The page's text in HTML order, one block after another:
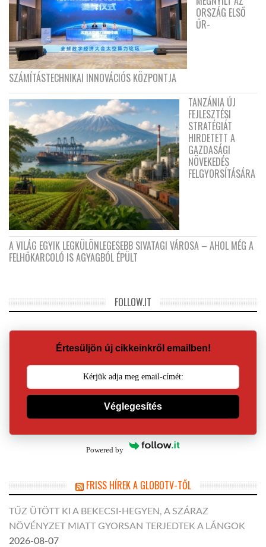
ORSZÁG ELSŐ
ŰR-
SZÁMÍTÁSTECHNIKAI INNOVÁCIÓS KÖZPONTJA
TANZÁNIA ÚJ
FEJLESZTÉSI
STRATÉGIÁT
HIRDETETT A
GAZDASÁGI
NÖVEKEDÉS
FELGYORSÍTÁSÁRA
A VILÁG EGYIK LEGKÜLÖNLEGESEBB SIVATAGI VÁROSA – AHOL MÉG A
FELHŐKARCOLÓ IS AGYAGBÓL ÉPÜLT
FOLLOW.IT
Értesüljön új cikkeinkről emailben!
Véglegesítés
Powered by
FRISS HÍREK A GLOBOTV-TŐL
TŰZ ÜTÖTT KI A BEKECSI-HEGYEN, A SZÁRAZ
NÖVÉNYZET MIATT GYORSAN TERJEDTEK A LÁNGOK
2026-08-07